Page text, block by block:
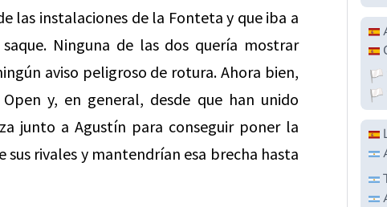
las instalaciones de la Fonteta y que iba a
Ninguna de las dos quería mostrar
aviso peligroso de rotura. Ahora bien,
y, en general, desde que han unido
junto a Agustín para conseguir poner la
rivales y mantendrían esa brecha hasta